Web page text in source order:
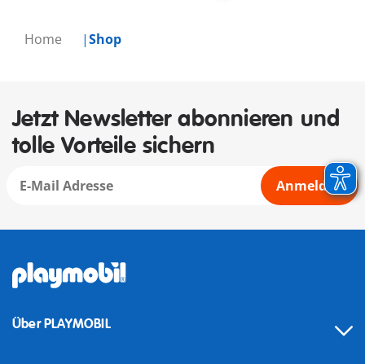
Home Shop
Jetzt Newsletter abonnieren und
tolle Vorteile sichern
Anmelden
Über PLAYMOBIL